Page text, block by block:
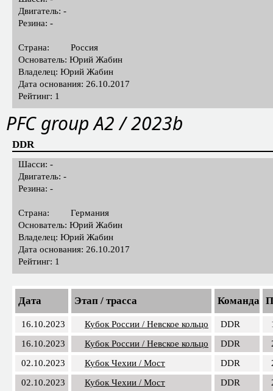
USSR
Шасси: -
Резина: -
Страна:
Россия
Основатель: Юрий Жабин
Владелец: Юрий Жабин
Дата основания: 26.10.2017
Рейтинг: 1
PFС group A2 / 2023b
DDR
Шасси: -
Резина: -
Страна:
Германия
Основатель: Юрий Жабин
Владелец: Юрий Жабин
Дата основания: 26.10.2017
Рейтинг: 1
Дата Этап / трасса Команда
16.10.2023 Кубок России / Невское кольцо DDR
Кубок России / Невское кольцо